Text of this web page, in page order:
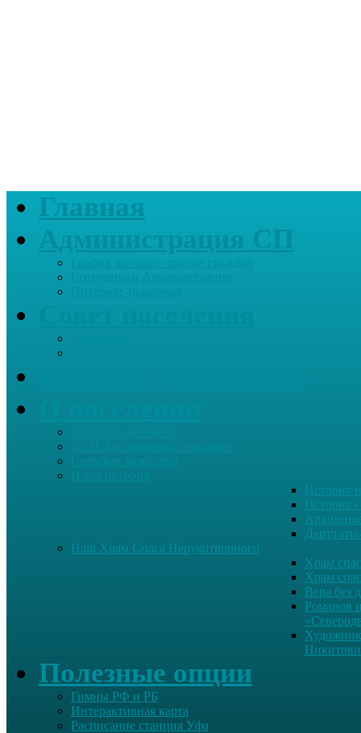
Главная
Наша история
История
История
Наш Храм Спаса Нерукотворного
Храм
Храм
Вера без
Романов
Полезные опции
Гимны РФ и РБ
Интерактивная карта
Расписание станция Уфа